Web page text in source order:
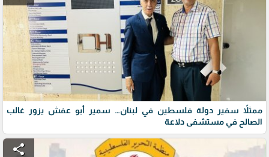
ممثلاً سفير دولة فلسطين في لبنان… سمير أبو عفش يزور غالب
الصالح في مستشفى دلاعة
share